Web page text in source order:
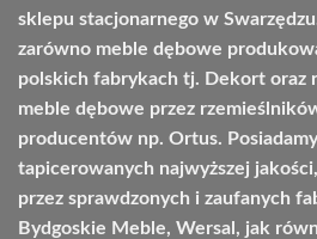
sklepu stacjonarnego w
zarówno meble dębowe
polskich fabrykach tj. Dekort oraz
meble dębowe przez
producentów np. Ortus.
tapicerowanych najwyższej
przez sprawdzonych i zaufanych
Bydgoskie Meble, Wersal, jak